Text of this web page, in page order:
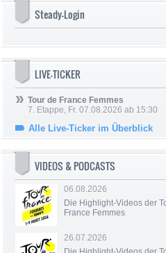
Steady-Login
LIVE-TICKER
Tour de France Femmes
7. Etappe, Fr. 07.08.2026 ab 15:30
Alle Live-Ticker im Überblick
VIDEOS & PODCASTS
06.08.2026
Die Highlight-Videos der
France Femmes
26.07.2026